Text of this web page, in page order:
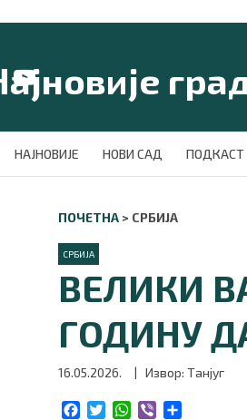
НАЈНОВИЈЕ НОВИ САД ПОДКАСТ
ПОЧЕТНА > СРБИЈА
СРБИЈА
ВЕЛИКИ
ГОДИНУ
16.05.2026. | Извор: Танјуг
W